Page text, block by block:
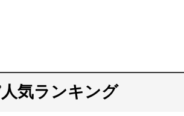
人気ランキング